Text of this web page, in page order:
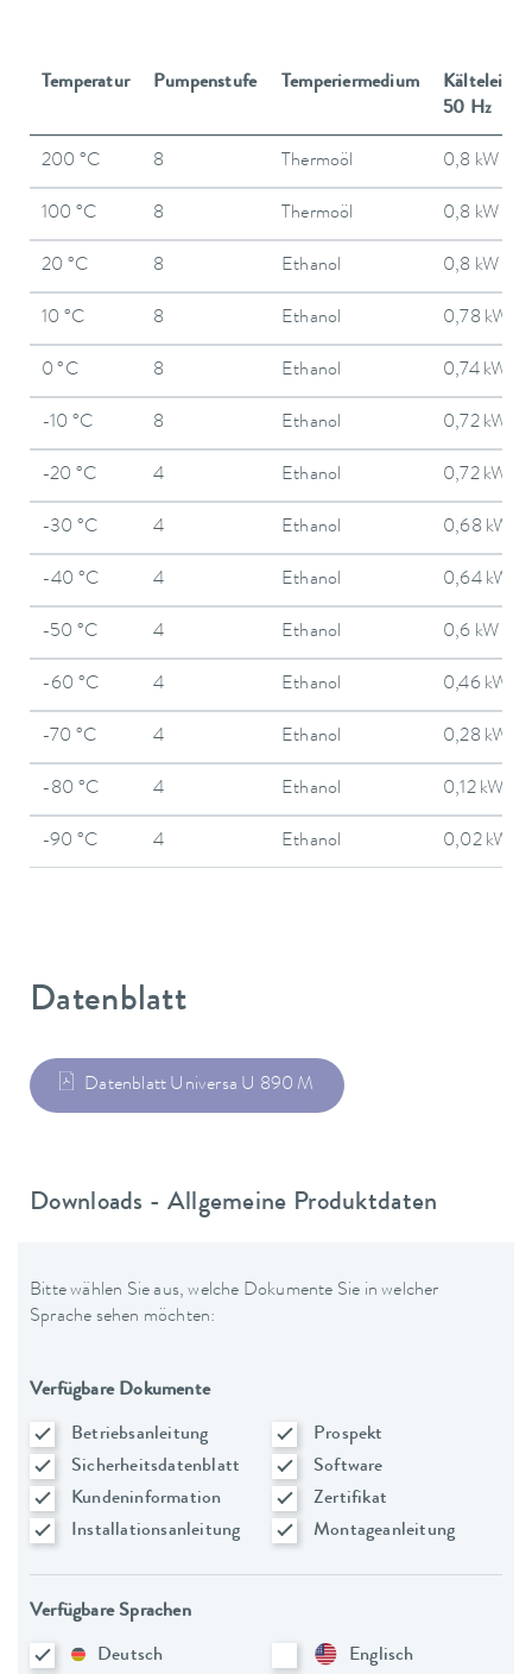
Temperatur Pumpenstufe Temperiermedium
50 Hz
200 °C 8 Thermoöl 0,8 kW
100 °C 8 Thermoöl 0,8 kW
20 °C 8 Ethanol 0,8 kW
10 °C 8 Ethanol 0,78 kW
0 °C 8 Ethanol 0,74 kW
-10 °C 8 Ethanol 0,72 kW
-20 °C 4 Ethanol 0,72 kW
-30 °C 4 Ethanol 0,68 kW
-40 °C 4 Ethanol 0,64 kW
-50 °C 4 Ethanol 0,6 kW
-60 °C 4 Ethanol 0,46 kW
-70 °C 4 Ethanol 0,28 kW
-80 °C 4 Ethanol 0,12 kW
-90 °C 4 Ethanol 0,02 kW
Datenblatt
Datenblatt Universa U 890 M
Downloads - Allgemeine Produktdaten
Bitte wählen Sie aus, welche Dokumente Sie in welcher
Sprache sehen möchten:
Verfügbare Dokumente
Betriebsanleitung
Prospekt
Sicherheitsdatenblatt
Software
Kundeninformation
Zertifikat
Installationsanleitung
Montageanleitung
Verfügbare Sprachen
Deutsch
Englisch